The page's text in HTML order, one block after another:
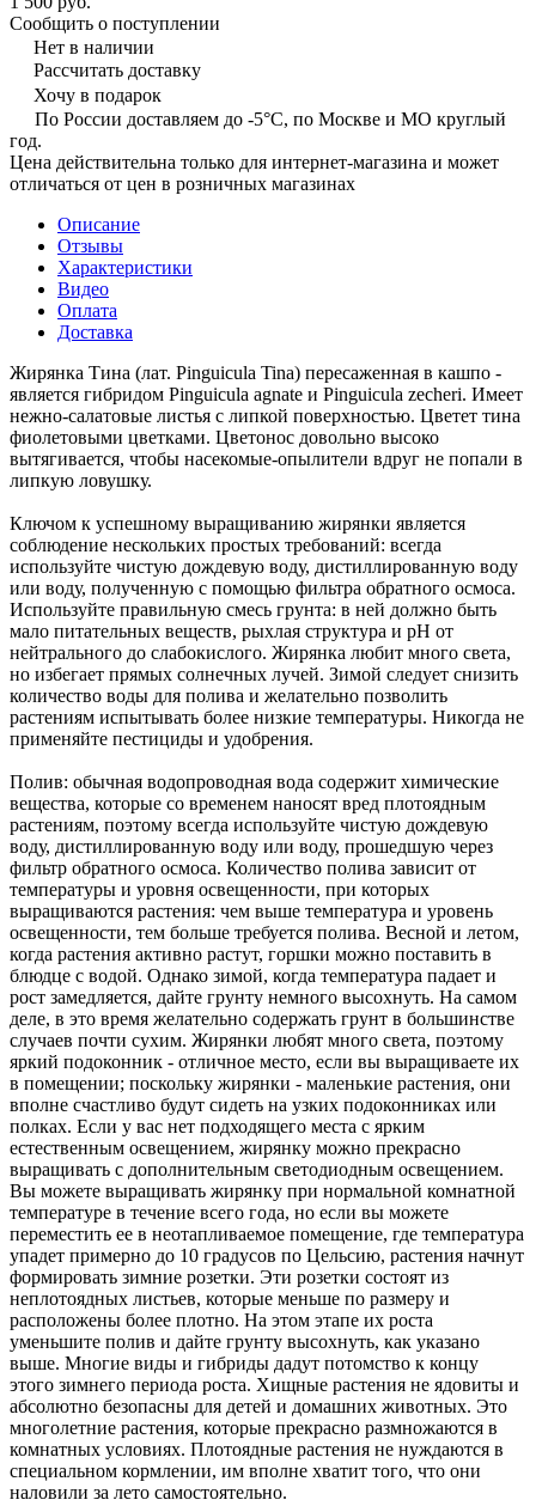
Сообщить о поступлении
Нет в наличии
Рассчитать доставку
Хочу в подарок
По России доставляем до -5°C, по Москве и МО круглый
год.
Цена действительна только для интернет-магазина и может
отличаться от цен в розничных магазинах
Описание
Отзывы
Характеристики
Видео
Оплата
Доставка
Жирянка Тина (лат. Pinguicula Tina) пересаженная в кашпо -
является гибридом Pinguicula agnate и Pinguicula zecheri. Имеет
нежно-салатовые листья с липкой поверхностью. Цветет тина
фиолетовыми цветками. Цветонос довольно высоко
вытягивается, чтобы насекомые-опылители вдруг не попали в
липкую ловушку.
Ключом к успешному выращиванию жирянки является
соблюдение нескольких простых требований: всегда
используйте чистую дождевую воду, дистиллированную воду
или воду, полученную с помощью фильтра обратного осмоса.
Используйте правильную смесь грунта: в ней должно быть
мало питательных веществ, рыхлая структура и рН от
нейтрального до слабокислого. Жирянка любит много света,
но избегает прямых солнечных лучей. Зимой следует снизить
количество воды для полива и желательно позволить
растениям испытывать более низкие температуры. Никогда не
применяйте пестициды и удобрения.
Полив: обычная водопроводная вода содержит химические
вещества, которые со временем наносят вред плотоядным
растениям, поэтому всегда используйте чистую дождевую
воду, дистиллированную воду или воду, прошедшую через
фильтр обратного осмоса. Количество полива зависит от
температуры и уровня освещенности, при которых
выращиваются растения: чем выше температура и уровень
освещенности, тем больше требуется полива. Весной и летом,
когда растения активно растут, горшки можно поставить в
блюдце с водой. Однако зимой, когда температура падает и
рост замедляется, дайте грунту немного высохнуть. На самом
деле, в это время желательно содержать грунт в большинстве
случаев почти сухим. Жирянки любят много света, поэтому
яркий подоконник - отличное место, если вы выращиваете их
в помещении; поскольку жирянки - маленькие растения, они
вполне счастливо будут сидеть на узких подоконниках или
полках. Если у вас нет подходящего места с ярким
естественным освещением, жирянку можно прекрасно
выращивать с дополнительным светодиодным освещением.
Вы можете выращивать жирянку при нормальной комнатной
температуре в течение всего года, но если вы можете
переместить ее в неотапливаемое помещение, где температура
упадет примерно до 10 градусов по Цельсию, растения начнут
формировать зимние розетки. Эти розетки состоят из
неплотоядных листьев, которые меньше по размеру и
расположены более плотно. На этом этапе их роста
уменьшите полив и дайте грунту высохнуть, как указано
выше. Многие виды и гибриды дадут потомство к концу
этого зимнего периода роста. Хищные растения не ядовиты и
абсолютно безопасны для детей и домашних животных. Это
многолетние растения, которые прекрасно размножаются в
комнатных условиях. Плотоядные растения не нуждаются в
специальном кормлении, им вполне хватит того, что они
наловили за лето самостоятельно.